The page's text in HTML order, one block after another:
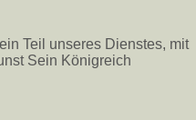
Teil unseres Dienstes, mit
Sein Königreich